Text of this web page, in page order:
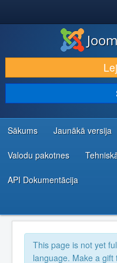
LEJUPIELĀDĒT UN
ATKLĀJ UN IEMĀCIES
KOPIENA UN ATBALSTS
IZSTRĀDĀTĀJU RESURSI
Sākums Jaunākā versija
Valodu pakotnes
API Dokumentācija
This page is not yet
language. Make a